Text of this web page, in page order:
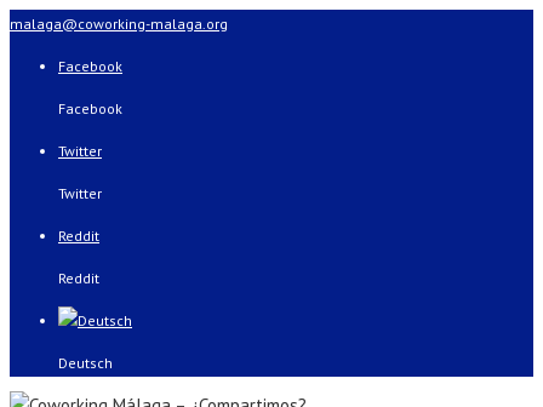
malaga@coworking-malaga.org
Facebook
Facebook
Twitter
Twitter
Reddit
Reddit
Deutsch